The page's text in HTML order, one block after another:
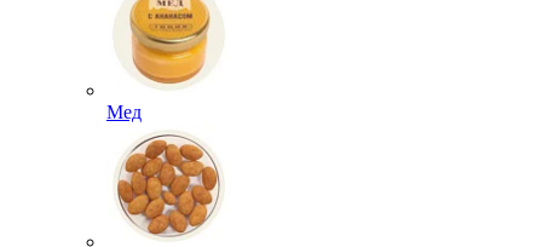
Мед